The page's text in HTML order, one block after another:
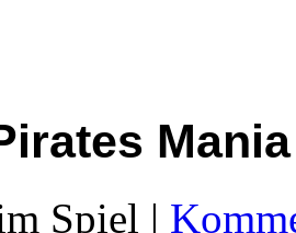
Mania
Spiel |